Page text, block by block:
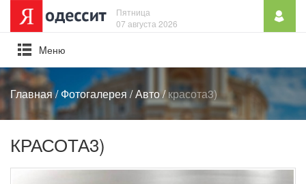
Пятница
07 августа 2026
Mеню
Главная/Фотогалерея /Авто/красота3)
КРАСОТА3)